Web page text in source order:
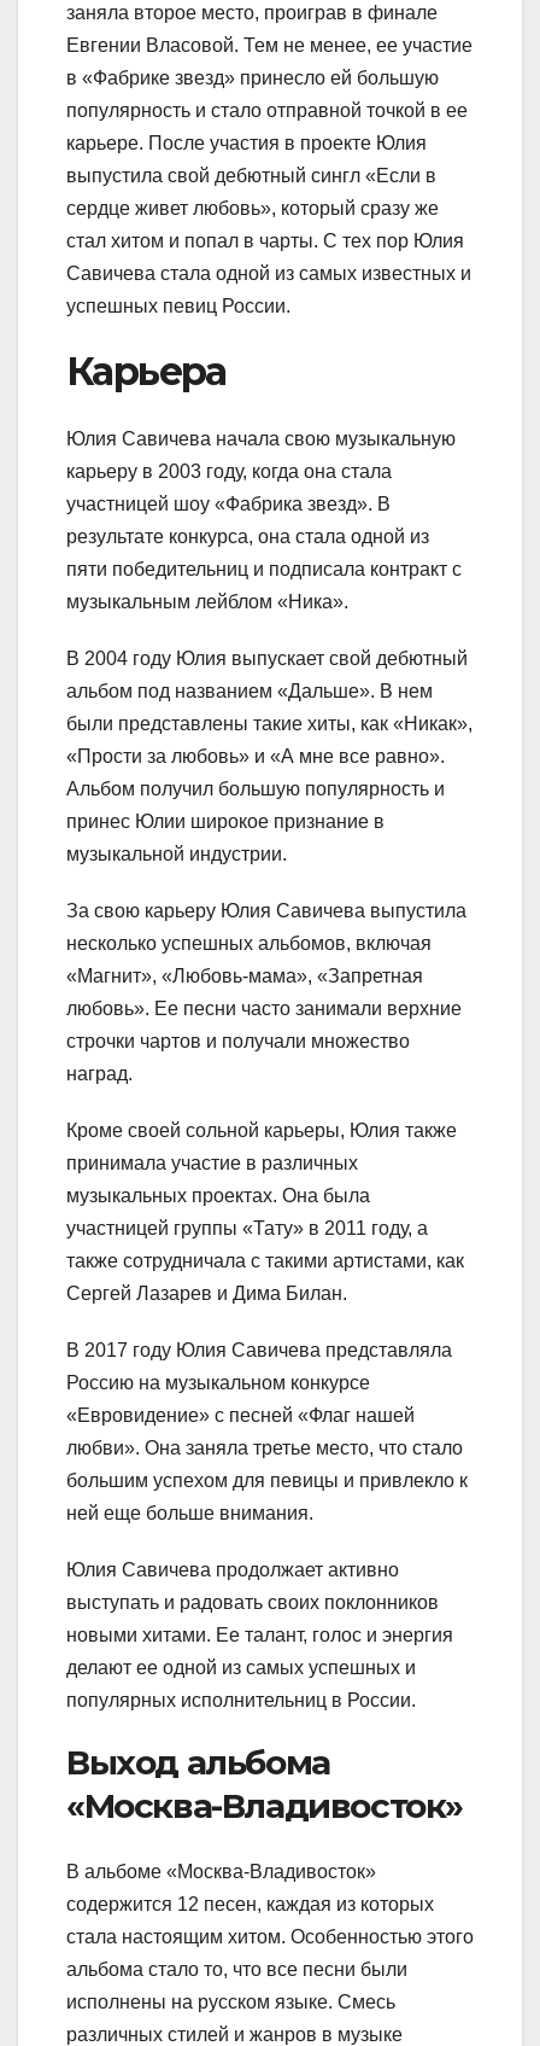
заняла второе место, проиграв в финале
Евгении Власовой. Тем не менее, ее участие
в «Фабрике звезд» принесло ей большую
популярность и стало отправной точкой в ее
карьере. После участия в проекте Юлия
выпустила свой дебютный сингл «Если в
сердце живет любовь», который сразу же
стал хитом и попал в чарты. С тех пор Юлия
Савичева стала одной из самых известных и
успешных певиц России.
Карьера
Юлия Савичева начала свою музыкальную
карьеру в 2003 году, когда она стала
участницей шоу «Фабрика звезд». В
результате конкурса, она стала одной из
пяти победительниц и подписала контракт с
музыкальным лейблом «Ника».
В 2004 году Юлия выпускает свой дебютный
альбом под названием «Дальше». В нем
были представлены такие хиты, как «Никак»,
«Прости за любовь» и «А мне все равно».
Альбом получил большую популярность и
принес Юлии широкое признание в
музыкальной индустрии.
За свою карьеру Юлия Савичева выпустила
несколько успешных альбомов, включая
«Магнит», «Любовь-мама», «Запретная
любовь». Ее песни часто занимали верхние
строчки чартов и получали множество
наград.
Кроме своей сольной карьеры, Юлия также
принимала участие в различных
музыкальных проектах. Она была
участницей группы «Тату» в 2011 году, а
также сотрудничала с такими артистами, как
Сергей Лазарев и Дима Билан.
В 2017 году Юлия Савичева представляла
Россию на музыкальном конкурсе
«Евровидение» с песней «Флаг нашей
любви». Она заняла третье место, что стало
большим успехом для певицы и привлекло к
ней еще больше внимания.
Юлия Савичева продолжает активно
выступать и радовать своих поклонников
новыми хитами. Ее талант, голос и энергия
делают ее одной из самых успешных и
популярных исполнительниц в России.
Выход альбома
«Москва-Владивосток»
В альбоме «Москва-Владивосток»
содержится 12 песен, каждая из которых
стала настоящим хитом. Особенностью этого
альбома стало то, что все песни были
исполнены на русском языке. Смесь
различных стилей и жанров в музыке